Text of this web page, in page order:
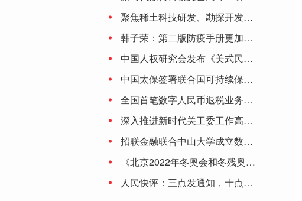
聚焦稀土科技研发、勘探开发……中国稀土集团有限公司正式成立
韩子荣：第二版防疫手册更加深化细化 将保持防控措施动态调整的灵活性
中国人权研究会发布《美式民主的局限与弊病》研究报告
中国太保签署联合国可持续保险原则和负责任投资原则
全国首笔数字人民币退税业务落地大连
深入推进新时代关工委工作高质量发展
招联金融联合中山大学成立数字金融研究中心 积极助推数字金融产业生态
《北京2022年冬奥会和冬残奥会防疫手册》提出6项原则：涉奥人员闭环管理 建议接种加强针
人民快评：三点发通知，十点就停止受理，为啥这么赶？